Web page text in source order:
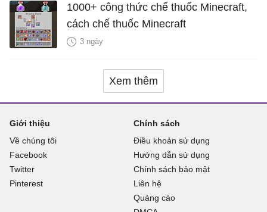
1000+ công thức chế thuốc Minecraft,
cách chế thuốc Minecraft
3 ngày
Xem thêm
Giới thiệu
Về chúng tôi
Facebook
Twitter
Pinterest
Chính sách
Điều khoản sử dụng
Hướng dẫn sử dụng
Chính sách bảo mật
Liên hệ
Quảng cáo